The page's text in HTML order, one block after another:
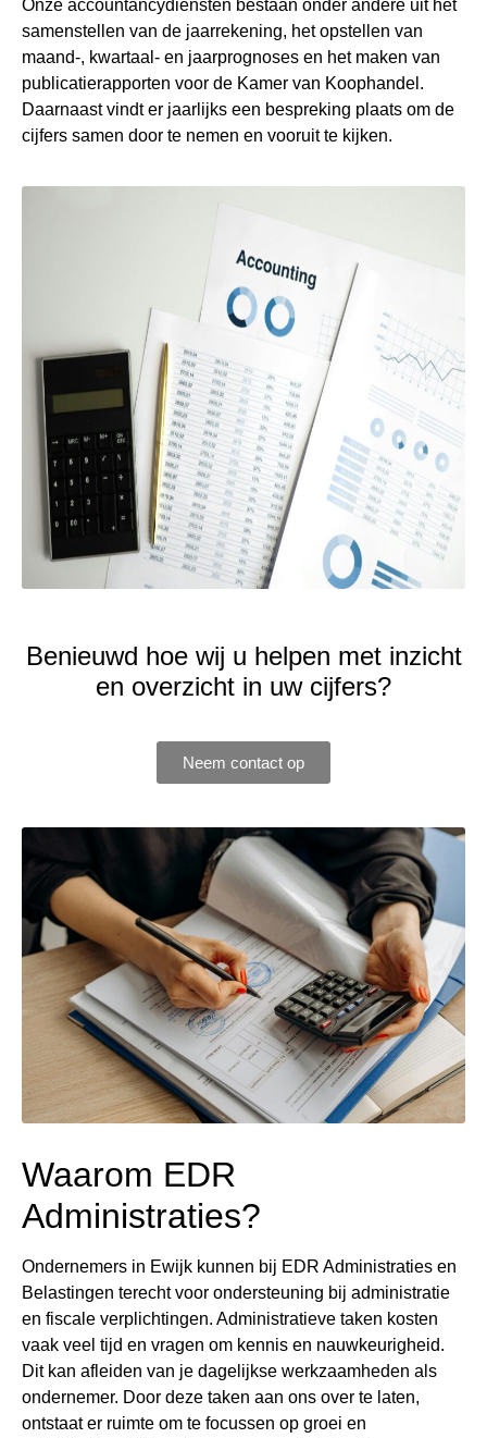
Onze accountancydiensten bestaan onder andere uit het
samenstellen van de jaarrekening, het opstellen van
maand-, kwartaal- en jaarprognoses en het maken van
publicatierapporten voor de Kamer van Koophandel.
Daarnaast vindt er jaarlijks een bespreking plaats om de
cijfers samen door te nemen en vooruit te kijken.
Benieuwd hoe wij u helpen met inzicht
en overzicht in uw cijfers?
Neem contact op
Waarom EDR
Administraties?
Ondernemers in Ewijk kunnen bij EDR Administraties en
Belastingen terecht voor ondersteuning bij administratie
en fiscale verplichtingen. Administratieve taken kosten
vaak veel tijd en vragen om kennis en nauwkeurigheid.
Dit kan afleiden van je dagelijkse werkzaamheden als
ondernemer. Door deze taken aan ons over te laten,
ontstaat er ruimte om te focussen op groei en